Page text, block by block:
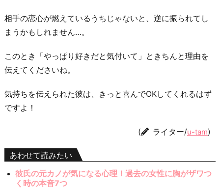
相手の恋心が燃えているうちじゃないと、逆に振られてし
まうかもしれません…。
このとき「やっぱり好きだと気付いて」ときちんと理由を
伝えてくださいね。
気持ちを伝えられた彼は、きっと喜んでOKしてくれるはず
ですよ！
( ライター/u-tam)
あわせて読みたい
彼氏の元カノが気になる心理！過去の女性に胸がザワつ
く時の本音7つ